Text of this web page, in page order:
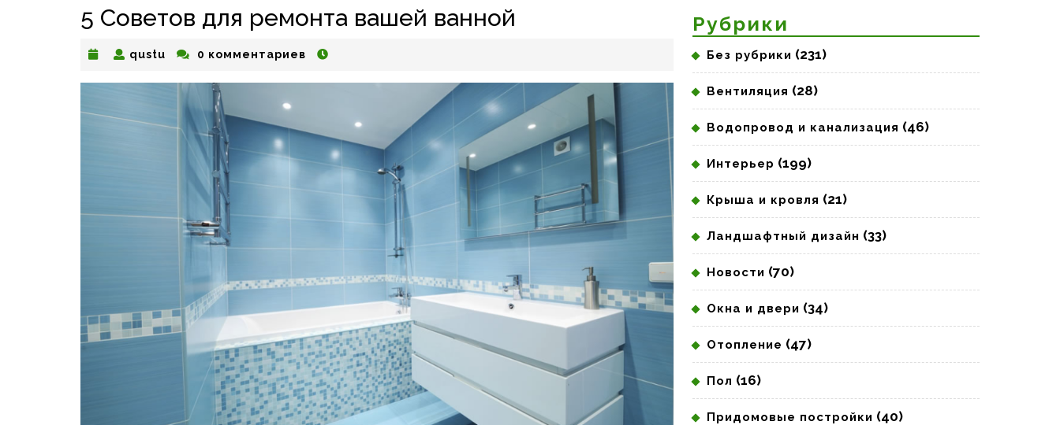
5 Советов для ремонта вашей ванной
qustu qustu0 комментариев
Рубрики
Без рубрики (231)
Вентиляция (28)
Водопровод и канализация (46)
Интерьер (199)
Крыша и кровля (21)
Ландшафтный дизайн (33)
Новости (70)
Окна и двери (34)
Отопление (47)
Пол (16)
Придомовые постройки (40)